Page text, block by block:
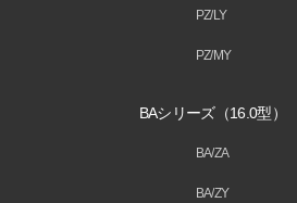
PZ/LY
PZ/MY
BAシリーズ（16.0型）
BA/ZA
BA/ZY